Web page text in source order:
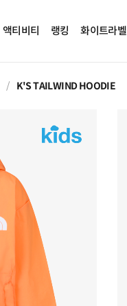
액티비티 랭킹 화이트라벨
K'S TAILWIND HOODIE